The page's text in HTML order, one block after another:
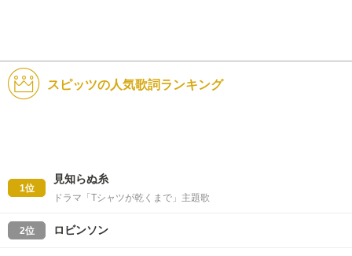
スピッツの人気歌詞ランキング
1位
見知らぬ糸
ドラマ「Tシャツが乾くまで」主題歌
2位 ロビンソン